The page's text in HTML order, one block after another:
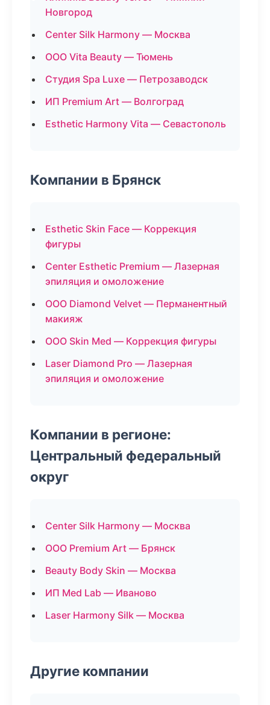
Новгород
Center Silk Harmony — Москва
ООО Vita Beauty — Тюмень
Студия Spa Luxe — Петрозаводск
ИП Premium Art — Волгоград
Esthetic Harmony Vita — Севастополь
Компании в Брянск
Esthetic Skin Face — Коррекция
фигуры
Center Esthetic Premium — Лазерная
эпиляция и омоложение
ООО Diamond Velvet — Перманентный
макияж
ООО Skin Med — Коррекция фигуры
Laser Diamond Pro — Лазерная
эпиляция и омоложение
Компании в регионе:
Центральный федеральный
округ
Center Silk Harmony — Москва
ООО Premium Art — Брянск
Beauty Body Skin — Москва
ИП Med Lab — Иваново
Laser Harmony Silk — Москва
Другие компании